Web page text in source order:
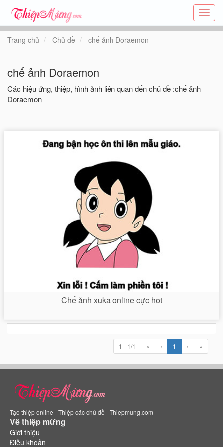
Tạo
thiệp
online
Trang chủ Chủ đề chế ảnh Doraemon
chế ảnh Doraemon
Các hiệu ứng, thiệp, hình ảnh liên quan đến chủ đề :chế ảnh
Doraemon
Chế ảnh xuka online cực hot
1 - 1/1 « ‹ 1 › »
Tạo thiệp online - Thiệp các chủ đề - Thiepmung.com
Về thiệp mừng
Giới thiệu
Điều khoản